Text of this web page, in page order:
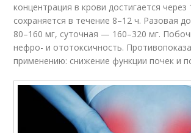
концентрация в крови достигается через
сохраняется в течение 8–12 ч. Разовая
80–160 мг, суточная — 160–320 мг.
нефро- и ототоксичность.
применению: снижение функции почек и